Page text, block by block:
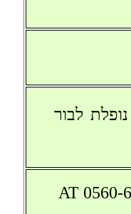
לבור
AT 0560-